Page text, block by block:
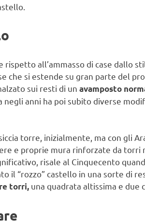
rispetto all’ammasso di case dallo
che si estende su gran parte del
sui resti di un avamposto
negli anni ha poi subito diverse
torre, inizialmente, ma con gli
e proprie mura rinforzate da torri
risale al Cinquecento
il “rozzo” castello in una sorte di
torri, una quadrata altissima e due